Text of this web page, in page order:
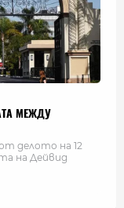
МЕЖДУ
делото на 12
на Дейвид